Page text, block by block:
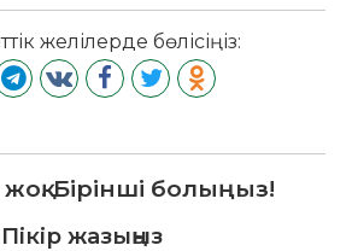
желілерде бөлісіңіз:
жоқ. Бірінші болыңыз!
Пікір жазыңыз